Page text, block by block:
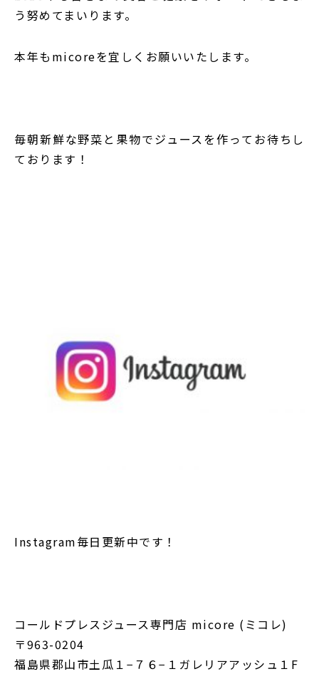
う努めてまいります。
本年もmicoreを宜しくお願いいたします。
毎朝新鮮な野菜と果物でジュースを作ってお待ちし
ております！
Instagram毎日更新中です！
コールドプレスジュース専門店 micore (ミコレ)
〒963-0204
福島県郡山市土瓜１−７６−１ガレリアアッシュ１F